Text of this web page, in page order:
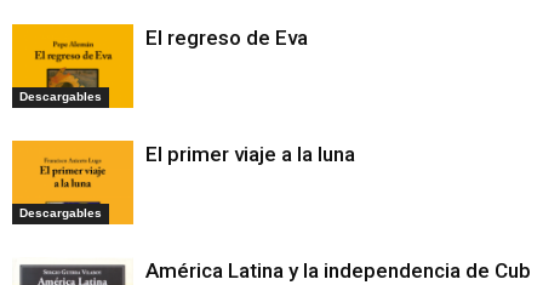
Descargables
El regreso de Eva
Descargables
El primer viaje a la luna
América Latina y la independencia de Cuba